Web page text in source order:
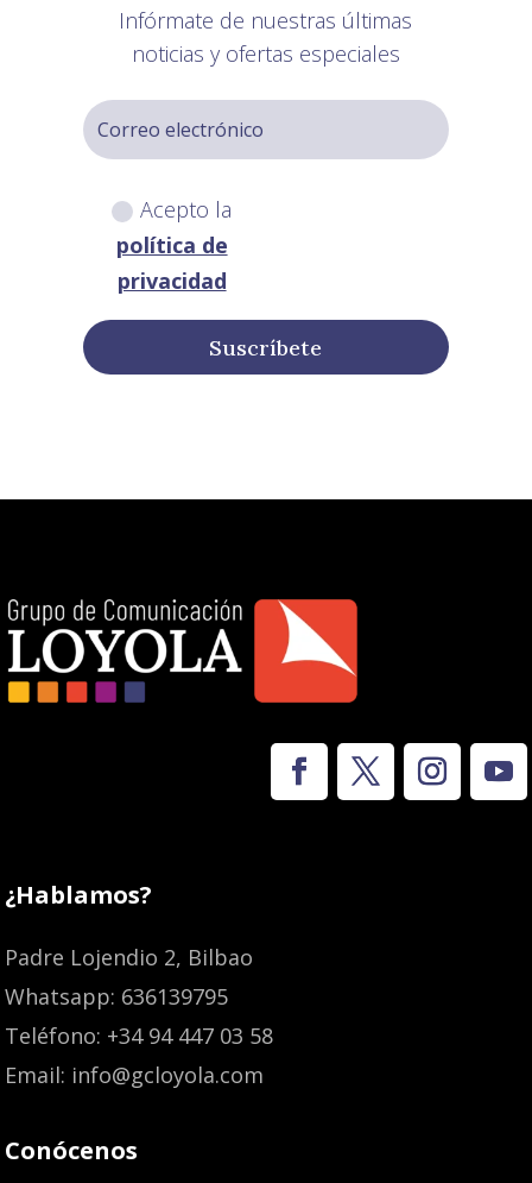
Infórmate de nuestras últimas
noticias y ofertas especiales
Acepto la
política de
privacidad
Suscríbete
¿Hablamos?
Padre Lojendio 2, Bilbao
Whatsapp: 636139795
Teléfono: +34 94 447 03 58
Email: info@gcloyola.com
Conócenos